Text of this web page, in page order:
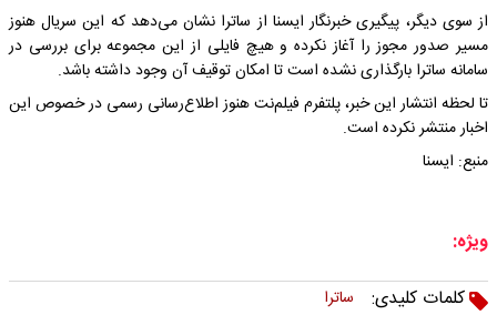
از سوی دیگر، پیگیری خبرنگار ایسنا از ساترا نشان می‌دهد که این سریال هنوز
مسیر صدور مجوز را آغاز نکرده و هیچ فایلی از این مجموعه برای بررسی در
سامانه ساترا بارگذاری نشده است تا امکان توقیف آن وجود داشته باشد.
تا لحظه انتشار این خبر، پلتفرم فیلم‌نت هنوز اطلاع‌رسانی رسمی در خصوص این
اخبار منتشر نکرده است.
منبع: ایسنا
ویژه:
کلمات کلیدی:
ساترا